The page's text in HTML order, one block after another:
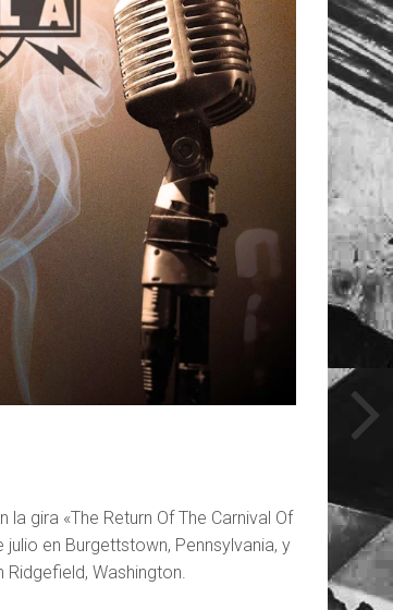
gira «The Return Of The Carnival Of
en Burgettstown, Pennsylvania, y
Washington.